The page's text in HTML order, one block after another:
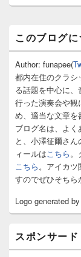
ン
サ
イ
バ
ー
ウ
ィ
ト
ア
このブログ
Author: funapee(
都内在住のクラ
る話題を中心に
行った演奏会や
め、適当な文章を
ブログ名は、よく
と、小澤征爾さ
ィールはこちら。
こちら。アイカ
すのでぜひそちら
Logo generated by
スポンサード